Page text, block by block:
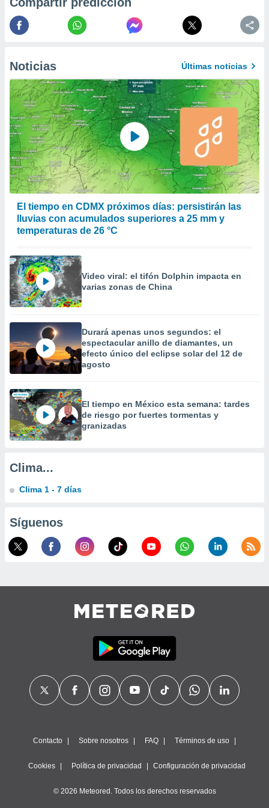
datos
en
en
de
un
datos
utilizar
la
contenido
medir el
el
de
o a través
uso de
e
1199
Noticias Últimas noticias
El tiempo en CDMX próximos días: persistirán las
lluvias con acumulados superiores a 25 mm y
temperaturas de 26 °C
Video viral: el tifón Dolphin impacta en
varias zonas de China
Durará apenas unos segundos: el
espectacular anillo de diamantes, un
efecto único del eclipse solar del 12 de
agosto
El tiempo en México esta semana: tardes
de riesgo por fuertes tormentas y
granizadas
Clima...
Clima 1 - 7 días
Síguenos
Contacto Sobre nosotros FAQ Términos de uso
Cookies Política de privacidad Configuración de privacidad
© 2026 Meteored. Todos los derechos reservados